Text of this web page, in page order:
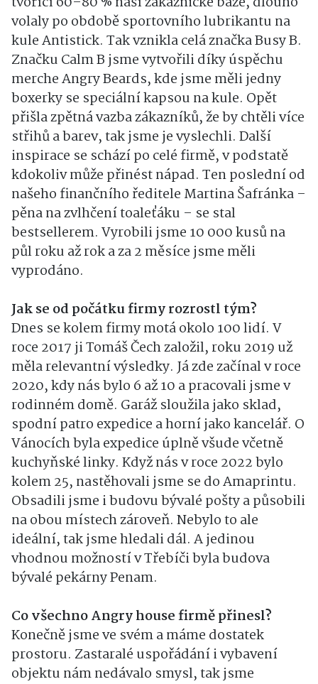
volaly po obdobě sportovního lubrikantu na
kule Antistick. Tak vznikla celá značka Busy B.
Značku Calm B jsme vytvořili díky úspěchu
merche Angry Beards, kde jsme měli jedny
boxerky se speciální kapsou na kule. Opět
přišla zpětná vazba zákazníků, že by chtěli více
střihů a barev, tak jsme je vyslechli. Další
inspirace se schází po celé firmě, v podstatě
kdokoliv může přinést nápad. Ten poslední od
našeho finančního ředitele Martina Šafránka –
pěna na zvlhčení toaleťáku – se stal
bestsellerem. Vyrobili jsme 10 000 kusů na
půl roku až rok a za 2 měsíce jsme měli
vyprodáno.
Jak se od počátku firmy rozrostl tým?
Dnes se kolem firmy motá okolo 100 lidí. V
roce 2017 ji Tomáš Čech založil, roku 2019 už
měla relevantní výsledky. Já zde začínal v roce
2020, kdy nás bylo 6 až 10 a pracovali jsme v
rodinném domě. Garáž sloužila jako sklad,
spodní patro expedice a horní jako kancelář. O
Vánocích byla expedice úplně všude včetně
kuchyňské linky. Když nás v roce 2022 bylo
kolem 25, nastěhovali jsme se do Amaprintu.
Obsadili jsme i budovu bývalé pošty a působili
na obou místech zároveň. Nebylo to ale
ideální, tak jsme hledali dál. A jedinou
vhodnou možností v Třebíči byla budova
bývalé pekárny Penam.
Co všechno Angry house firmě přinesl?
Konečně jsme ve svém a máme dostatek
prostoru. Zastaralé uspořádání i vybavení
objektu nám nedávalo smysl, tak jsme